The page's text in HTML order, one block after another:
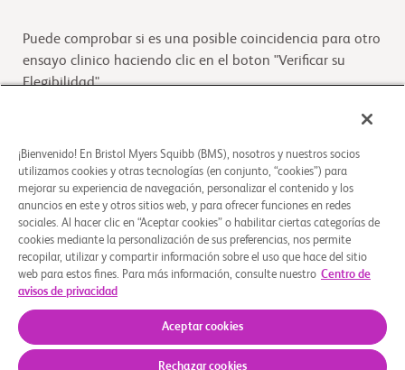
Puede comprobar si es una posible coincidencia para otro
ensayo clinico haciendo clic en el boton "Verificar su
Elegibilidad"
Descripción general
El propósito de este estudio es determinar si nivolumab
más brentuximab vedotina (seguido de brentuximab
vedotina más bendamustina en pacientes con una... Leer
¡Bienvenido! En Bristol Myers Squibb (BMS), nosotros y nuestros socios
utilizamos cookies y otras tecnologías (en conjunto, “cookies”) para
mejorar su experiencia de navegación, personalizar el contenido y los
anuncios en este y otros sitios web, y para ofrecer funciones en redes
sociales. Al hacer clic en “Aceptar cookies” o habilitar ciertas categorías de
cookies mediante la personalización de sus preferencias, nos permite
recopilar, utilizar y compartir información sobre el uso que hace del sitio
web para estos fines. Para más información, consulte nuestro Centro de
avisos de privacidad
Aceptar cookies
Rechazar cookies